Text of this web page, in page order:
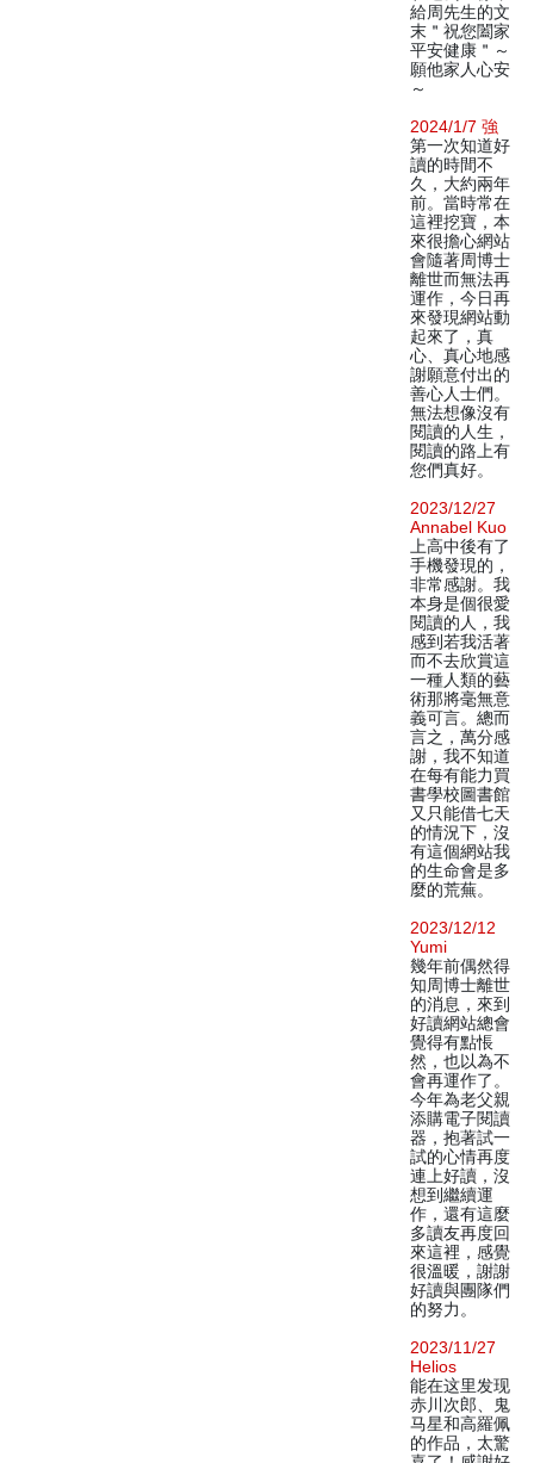
給周先生的文
末＂祝您闔家
平安健康＂～
願他家人心安
～
2024/1/7 強
第一次知道好
讀的時間不
久，大約兩年
前。當時常在
這裡挖寶，本
來很擔心網站
會隨著周博士
離世而無法再
運作，今日再
來發現網站動
起來了，真
心、真心地感
謝願意付出的
善心人士們。
無法想像沒有
閱讀的人生，
閱讀的路上有
您們真好。
2023/12/27
Annabel Kuo
上高中後有了
手機發現的，
非常感謝。我
本身是個很愛
閱讀的人，我
感到若我活著
而不去欣賞這
一種人類的藝
術那將毫無意
義可言。總而
言之，萬分感
謝，我不知道
在每有能力買
書學校圖書館
又只能借七天
的情況下，沒
有這個網站我
的生命會是多
麼的荒蕪。
2023/12/12
Yumi
幾年前偶然得
知周博士離世
的消息，來到
好讀網站總會
覺得有點悵
然，也以為不
會再運作了。
今年為老父親
添購電子閱讀
器，抱著試一
試的心情再度
連上好讀，沒
想到繼續運
作，還有這麼
多讀友再度回
來這裡，感覺
很溫暖，謝謝
好讀與團隊們
的努力。
2023/11/27
Helios
能在这里发现
赤川次郎、鬼
马星和高羅佩
的作品，太驚